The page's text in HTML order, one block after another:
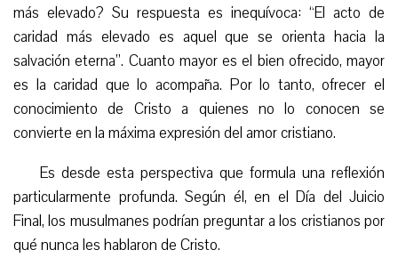
más elevado? Su respuesta es inequívoca: “El acto de
caridad más elevado es aquel que se orienta hacia la
salvación eterna”. Cuanto mayor es el bien ofrecido, mayor
es la caridad que lo acompaña. Por lo tanto, ofrecer el
conocimiento de Cristo a quienes no lo conocen se
convierte en la máxima expresión del amor cristiano.
Es desde esta perspectiva que formula una reflexión
particularmente profunda. Según él, en el Día del Juicio
Final, los musulmanes podrían preguntar a los cristianos por
qué nunca les hablaron de Cristo.